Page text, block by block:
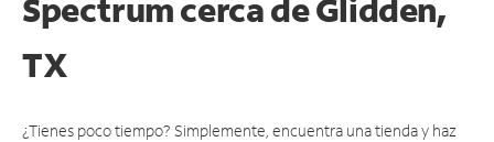
Spectrumcerca de Glidden,
TX
¿Tienes poco tiempo? Simplemente, encuentra una tienda y haz